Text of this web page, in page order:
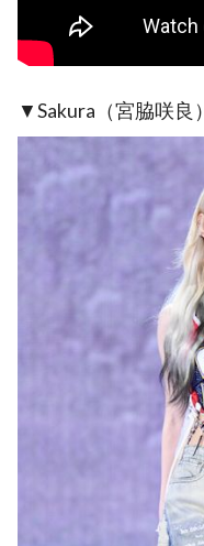
▼Sakura（宮脇咲良）